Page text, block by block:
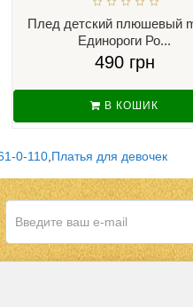
Плед детский плюшевый
Единороги Ро...
490 грн
В КОШИК
0-110 Платья для девочек